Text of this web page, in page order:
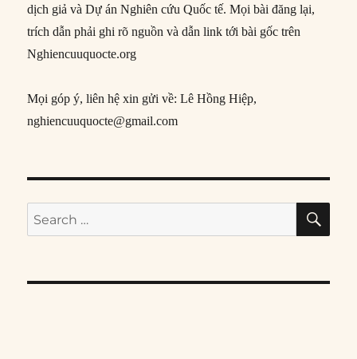
dịch giả và Dự án Nghiên cứu Quốc tế. Mọi bài đăng lại,
trích dẫn phải ghi rõ nguồn và dẫn link tới bài gốc trên
Nghiencuuquocte.org
Mọi góp ý, liên hệ xin gửi về: Lê Hồng Hiệp,
nghiencuuquocte@gmail.com
Search
for: